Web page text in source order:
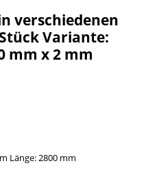
verschiedenen
Variante:
mm x 2 mm
Länge: 2800 mm